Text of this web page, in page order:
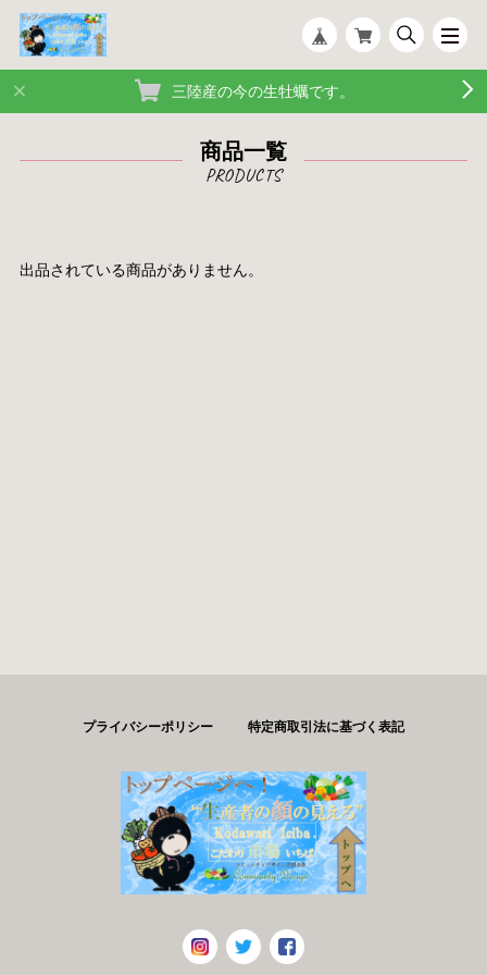
三陸産の今の生牡蠣です。
商品一覧
出品されている商品がありません。
プライバシーポリシー 特定商取引法に基づく表記